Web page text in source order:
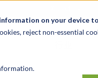
on your device
reject non-essential